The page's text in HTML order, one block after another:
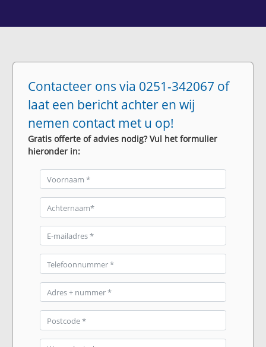
Contacteer ons via 0251-342067 of
laat een bericht achter en wij
nemen contact met u op!
Gratis offerte of advies nodig? Vul het formulier
hieronder in: